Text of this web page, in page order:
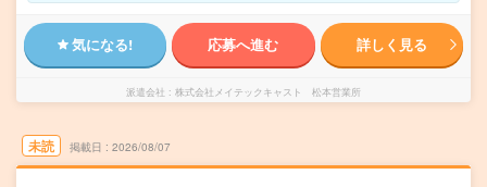
気になる! 応募へ進む 詳しく見る
派遣会社 株式会社メイテックキャスト 松本営業所
未読 掲載日 2026/08/07